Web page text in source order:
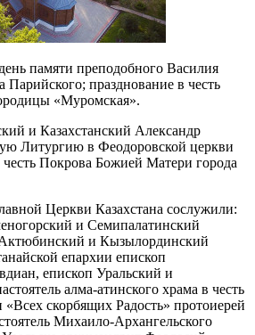
памяти преподобного Василия
Парийского; празднование в честь
«Муромская».
и Казахстанский Александр
Литургию в Феодоровской церкви
Покрова Божией Матери города
Церкви Казахстана сослужили:
и Семипалатинский
и Кызылординский
епархии епископ
епископ Уральский и
алма-атинского храма в честь
скорбящих Радость» протоиерей
Михаило-Архангельского